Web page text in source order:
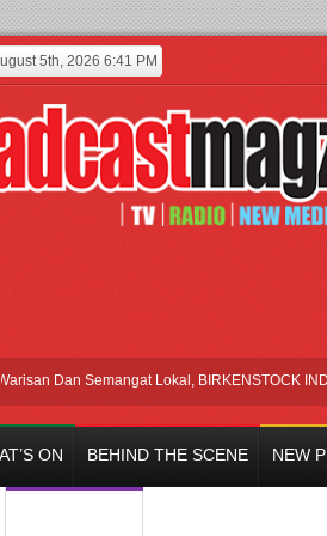
5th, 2026 6:41 PM
Dan Semangat Lokal, BIRKENSTOCK
ON BEHIND THE SCENE NEW